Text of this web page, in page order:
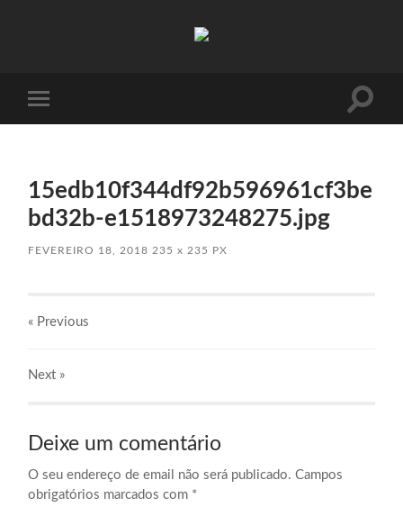
mobile
Toggle
15edb10f344df92b596961cf3be
bd32b-e1518973248275.jpg
FEVEREIRO 18, 2018 235x 235 PX
« Previous
Next »
Deixe um comentário
O seu endereço de email não será publicado. Campos
obrigatórios marcados com *